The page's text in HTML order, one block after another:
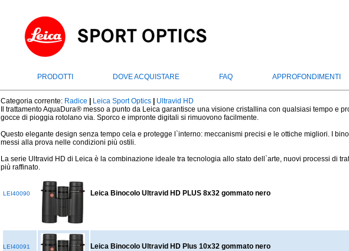
PRODOTTI DOVE ACQUISTARE FAQ APPROFONDIMENTI
Categoria corrente: Radice Leica Sport Optics
Ultravid HD
Il trattamento AquaDura® messo a punto da Leica garantisce una visione cristallina con qualsiasi tempo e
gocce di pioggia rotolano via. Sporco e impronte digitali si rimuovono facilmente.
Questo elegante design senza tempo cela e protegge l`interno: meccanismi precisi e le ottiche migliori. I
messi alla prova nelle condizioni più ostili.
La serie Ultravid HD di Leica è la combinazione ideale tra tecnologia allo stato dell`arte, nuovi processi di
più raffinato.
LEI40090 Leica Binocolo Ultravid HD PLUS 8x32 gommato nero
LEI40091 Leica Binocolo Ultravid HD Plus 10x32 gommato nero